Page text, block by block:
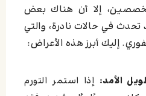
إلا أن هناك بعض
تحدث في حالات نادرة، والتي
إليك أبرز هذه الأعراض:
الأمد: إذا استمر التورم